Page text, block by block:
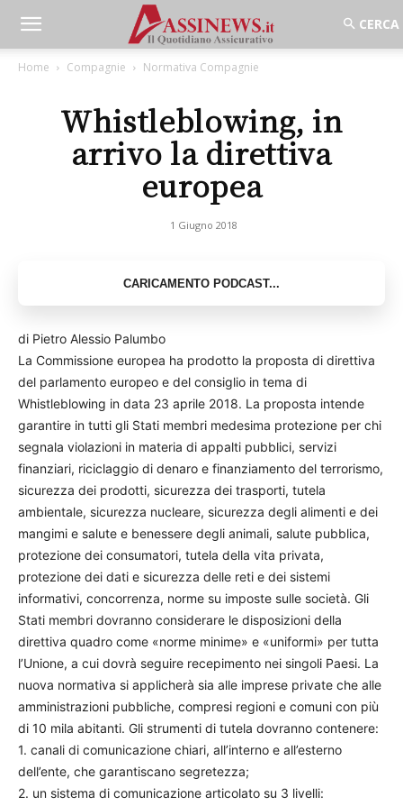
Home Compagnie Normativa Compagnie
Whistleblowing, in
arrivo la direttiva
europea
1 Giugno 2018
di Pietro Alessio Palumbo
La Commissione europea ha prodotto la proposta di direttiva
del parlamento europeo e del consiglio in tema di
Whistleblowing in data 23 aprile 2018. La proposta intende
garantire in tutti gli Stati membri medesima protezione per chi
segnala violazioni in materia di appalti pubblici, servizi
finanziari, riciclaggio di denaro e finanziamento del terrorismo,
sicurezza dei prodotti, sicurezza dei trasporti, tutela
ambientale, sicurezza nucleare, sicurezza degli alimenti e dei
mangimi e salute e benessere degli animali, salute pubblica,
protezione dei consumatori, tutela della vita privata,
protezione dei dati e sicurezza delle reti e dei sistemi
informativi, concorrenza, norme su imposte sulle società. Gli
Stati membri dovranno considerare le disposizioni della
direttiva quadro come «norme minime» e «uniformi» per tutta
l’Unione, a cui dovrà seguire recepimento nei singoli Paesi. La
nuova normativa si applicherà sia alle imprese private che alle
amministrazioni pubbliche, compresi regioni e comuni con più
di 10 mila abitanti. Gli strumenti di tutela dovranno contenere:
1. canali di comunicazione chiari, all’interno e all’esterno
dell’ente, che garantiscano segretezza;
2. un sistema di comunicazione articolato su 3 livelli: